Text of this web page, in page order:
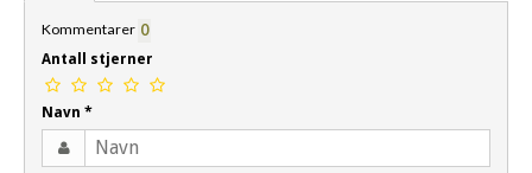
Kommentarer 0
Antall stjerner
Navn *